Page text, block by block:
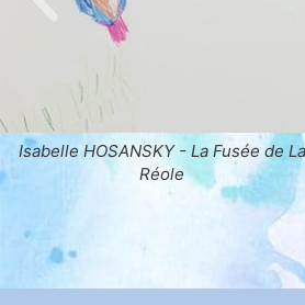
Victor RAGHOONAUTH - Le Château